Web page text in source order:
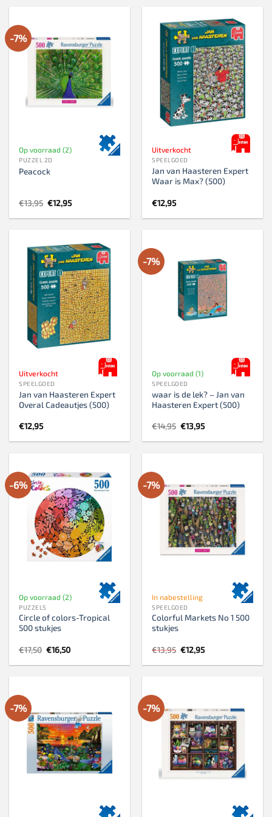
-7%
Op voorraad (2)
PUZZEL 2D
Peacock
€13,95 Oorspronkelijke
prijs
was:
€12,95Huidige
is:
Uitverkocht
SPEELGOED
Jan van Haasteren Expert
Waar is Max? (500)
€12,95
Uitverkocht
SPEELGOED
Jan van Haasteren Expert
Overal Cadeautjes (500)
€12,95
-7%
Op voorraad (1)
SPEELGOED
waar is de lek? – Jan van
Haasteren Expert (500)
€14,95 Oorspronkelijke
prijs
was:
€13,95Huidige
is:
-6%
Op voorraad (2)
PUZZELS
Circle of colors-Tropical
500 stukjes
€17,50 Oorspronkelijke
prijs
was:
€16,50Huidige
is:
-7%
In nabestelling
SPEELGOED
Colorful Markets No 1 500
stukjes
€13,95 Oorspronkelijke
prijs
was:
€12,95Huidige
is:
-7% -7%